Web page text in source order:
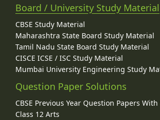
Board / University Study Material
CBSE Study Material
Maharashtra State Board Study Material
Tamil Nadu State Board Study Material
CISCE ICSE / ISC Study Material
Mumbai University Engineering Study
Question Paper Solutions
CBSE Previous Year Question Papers
Class 12 Arts